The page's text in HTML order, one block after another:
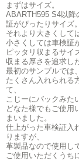
まずはサイズ。
ABARTH595 S4以降
証がぴったりサイズ。
それより大きくして
小さくしては車検証
ピッタリ収まるサイ
収まる厚さを追求し
最初のサンプルでは
たくさん入れられる
て、
こじーにバックみた
どなた様でもご使用
まいました。
仕上がった車検証入
りますが、
革製品なので使用し
ご使用いただくうち